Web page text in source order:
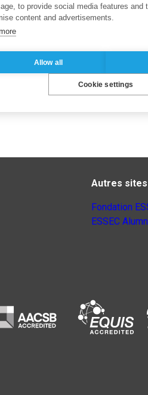
Autres
Fondation
ESSEC
to provide social media features and
content and advertisements.
Allow all
Cookie settings